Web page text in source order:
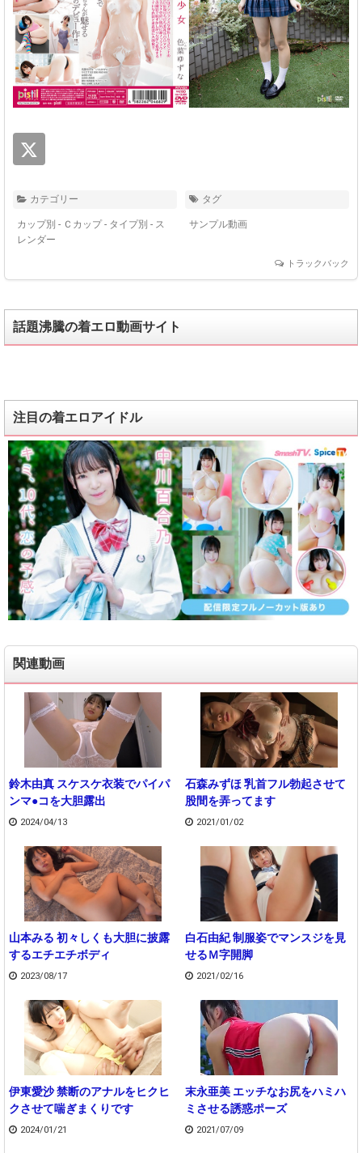
カテゴリー
カップ別 - Ｃカップ- タイプ別 - ス
レンダー
タグ
サンプル動画
トラックバック
話題沸騰の着エロ動画サイト
注目の着エロアイドル
関連動画
鈴木由真 スケスケ衣装でパイパ
ンマ●コを大胆露出
2024/04/13
石森みずほ 乳首フル勃起させて
股間を弄ってます
2021/01/02
山本みる 初々しくも大胆に披露
するエチエチボディ
2023/08/17
白石由紀 制服姿でマンスジを見
せるＭ字開脚
2021/02/16
伊東愛沙 禁断のアナルをヒクヒ
クさせて喘ぎまくりです
2024/01/21
末永亜美 エッチなお尻をハミハ
ミさせる誘惑ポーズ
2021/07/09